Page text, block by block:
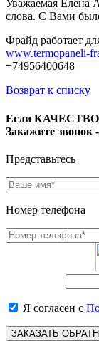
Уважаемая Елена
слова. С Вами
Фрайд работает
www.termopaneli-
+74956400648
Возврат к списку
Если КАЧЕСТВО
Закажите звонок
Представьтесь
Номер телефона
Я согласен с
ЗАКАЗАТЬ